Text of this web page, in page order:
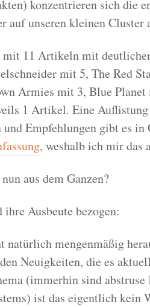
konzentrieren sich die
auf unseren kleinen Cluster
11 Artikeln mit
mit 5, The Red
Armies mit 3, Blue
1 Artikel. Eine
Empfehlungen gibt es in
, weshalb ich mir das
aus dem Ganzen?
Ausbeute bezogen:
natürlich mengenmäßig
Neuigkeiten, die es
(immerhin sind
ist das eigentlich kein